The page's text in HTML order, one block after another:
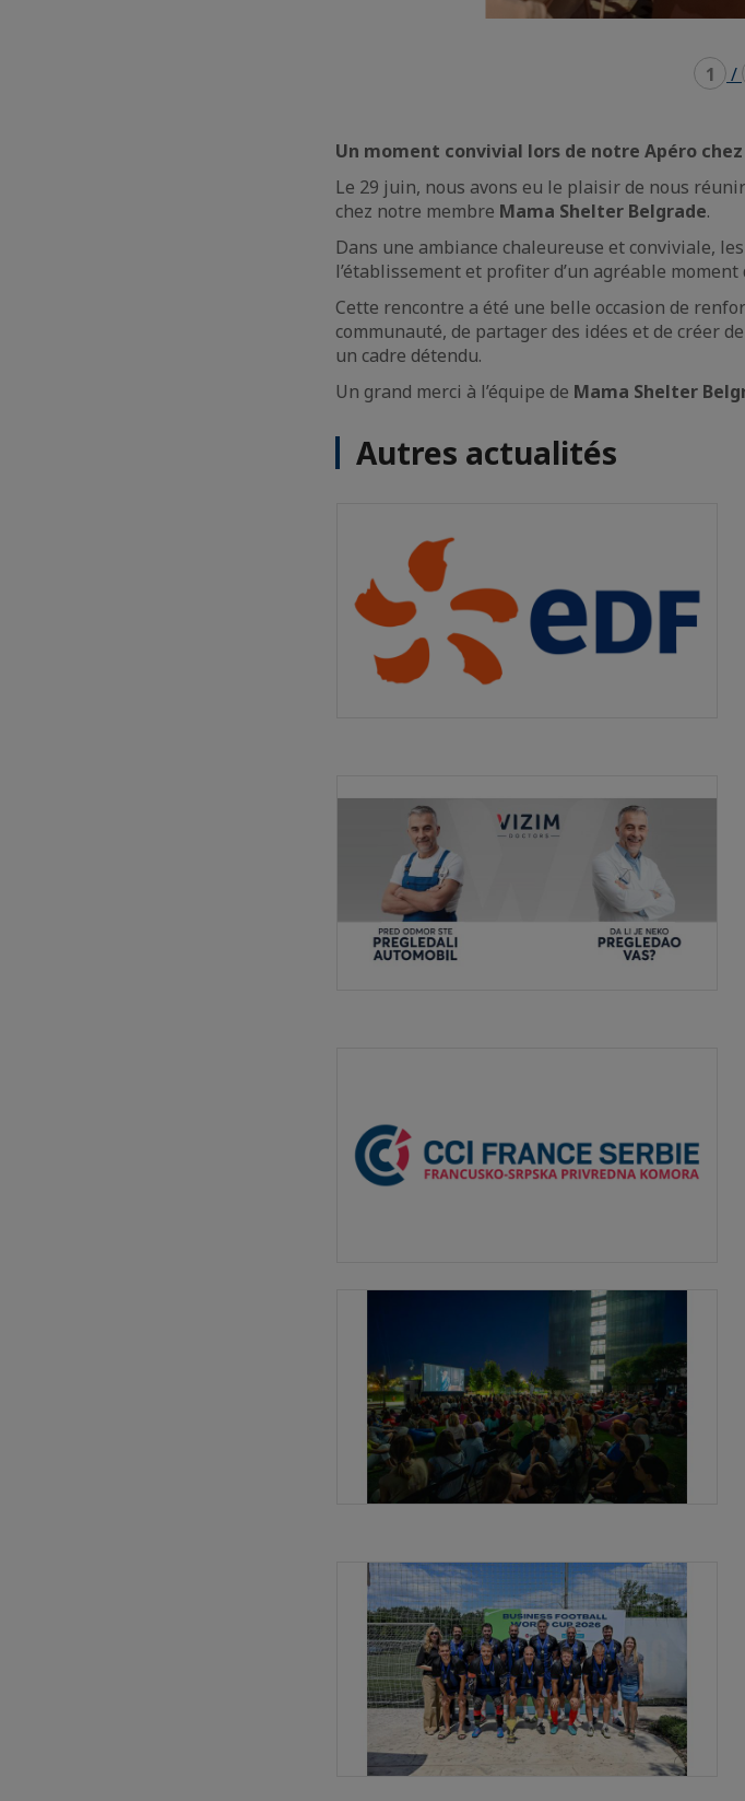
1 /
Un moment convivial lors de notre Apéro
Le 29 juin, nous avons eu le plaisir de nous réunir
chez notre membre Mama Shelter Belgrade.
Dans une ambiance chaleureuse et conviviale,
l’établissement et profiter d’un agréable
Cette rencontre a été une belle occasion de
communauté, de partager des idées et de créer
un cadre détendu.
Un grand merci à l’équipe de Mama Shelter
Autres actualités